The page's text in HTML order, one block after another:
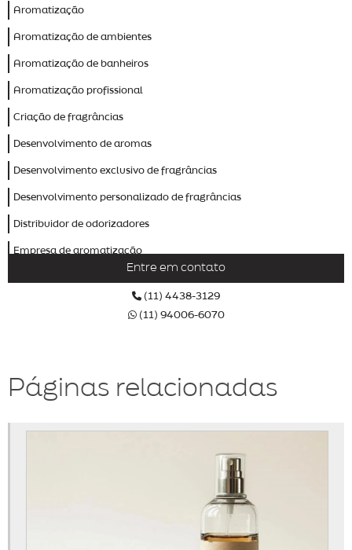
Aromatização
Aromatização de ambientes
Aromatização de banheiros
Aromatização profissional
Criação de fragrâncias
Desenvolvimento de aromas
Desenvolvimento exclusivo de fragrâncias
Desenvolvimento personalizado de fragrâncias
Distribuidor de odorizadores
Empresa de aromatização
Empresa de aromatização profissional
Fábrica de aromas
Locação de máquinas de aromatização
Entre em contato
(11) 4438-3129
(11) 94006-6070
Páginas relacionadas